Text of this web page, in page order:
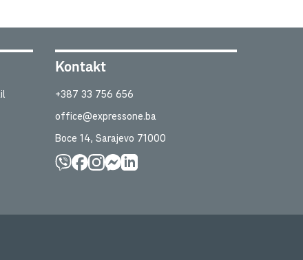
Kontakt
+387 33 756 656
office@expressone.ba
Boce 14, Sarajevo 71000